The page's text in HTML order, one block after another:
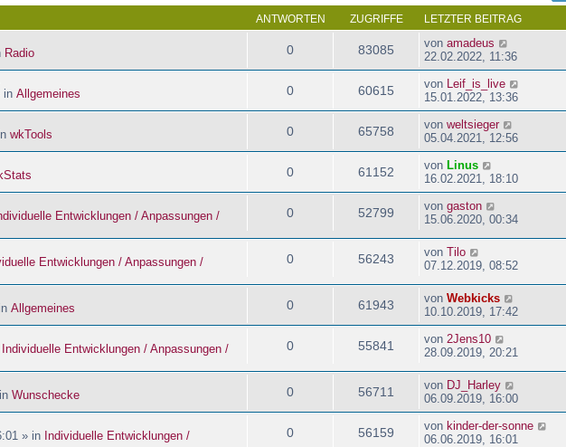
ANTWORTEN ZUGRIFFE LETZTER BEITRAG
Radio 0 83085 von amadeus
22.02.2022, 11:36
in Allgemeines 0 60615 von
Leif_is_live
15.01.2022, 13:36
wkTools 0 65758 von weltsieger
05.04.2021, 12:56
0 61152 von Linus
16.02.2021, 18:10
Entwicklungen / Anpassungen /
0 52799 von gaston
15.06.2020, 00:34
Entwicklungen / Anpassungen /
0 56243 von Tilo
07.12.2019, 08:52
Allgemeines 0 61943 von Webkicks
10.10.2019, 17:42
Individuelle Entwicklungen / Anpassungen /
0 55841 von 2Jens10
28.09.2019, 20:21
Wunschecke 0 56711 von DJ_Harley
06.09.2019, 16:00
» in Individuelle Entwicklungen /
0 56159 von kinder-der-sonne
06.06.2019, 16:01